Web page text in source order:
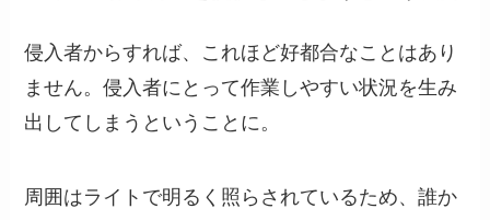
侵入者からすれば、これほど好都合なことはあり
ません。侵入者にとって作業しやすい状況を生み
出してしまうということに。
周囲はライトで明るく照らされているため、誰か